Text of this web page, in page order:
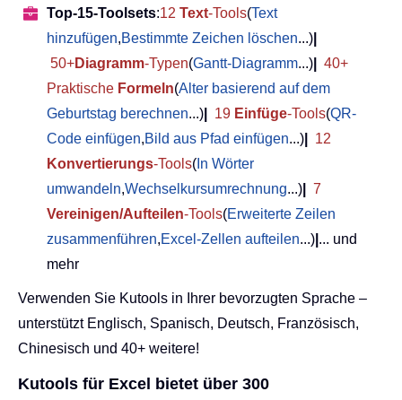
Top-15-Toolsets:12 Text-Tools(Text
hinzufügen,Bestimmte Zeichen löschen...)
50+Diagramm-Typen(Gantt-Diagramm...)
40+
Praktische Formeln(Alter basierend auf dem
Geburtstag berechnen...) 19 Einfüge-Tools(QR-
Code einfügen,Bild aus Pfad einfügen...)
12
Konvertierungs-Tools( In Wörter
umwandeln,Wechselkursumrechnung...)
7
Vereinigen/Aufteilen-Tools(Erweiterte Zeilen
zusammenführen,Excel-Zellen aufteilen...) ... und
mehr
Verwenden Sie Kutools in Ihrer bevorzugten Sprache –
unterstützt Englisch, Spanisch, Deutsch, Französisch,
Chinesisch und 40+ weitere!
Kutools für Excel bietet über 300